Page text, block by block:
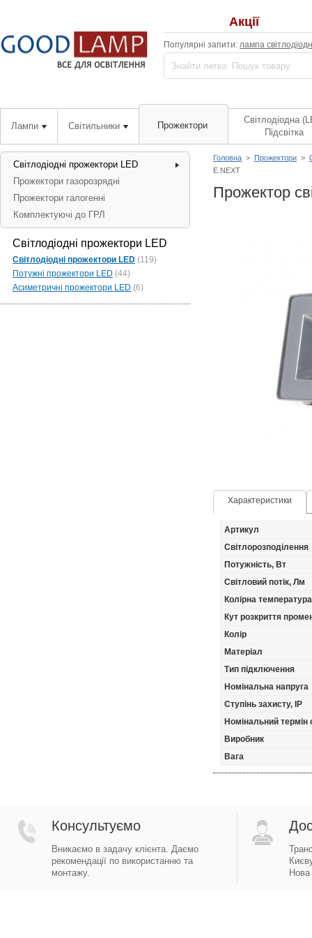
Акції
Популярні запити: лампа
Лампи Світильники Прожектори
Світлодіодна
Підсвітка
Головна > Прожектори >
E.NEXT
Прожектор
Характеристики
Артикул
Світлорозподілення
Потужність, Вт
Світловий потік, Лм
Колірна
Кут розкриття
Колір
Матеріал
Тип підключення
Номінальна напруга
Ступінь захисту, IP
Номінальний термін
Виробник
Вага
Світлодіодні прожектори LED
Прожектори газорозрядні
Прожектори галогенні
Комплектуючі до ГРЛ
Світлодіодні прожектори LED
Світлодіодні прожектори LED (119)
Потужні прожектори LED (44)
Асиметричні прожектори LED (6)
Консультуємо
Вникаємо в задачу клієнта. Даємо
рекомендації по використанню та
монтажу.